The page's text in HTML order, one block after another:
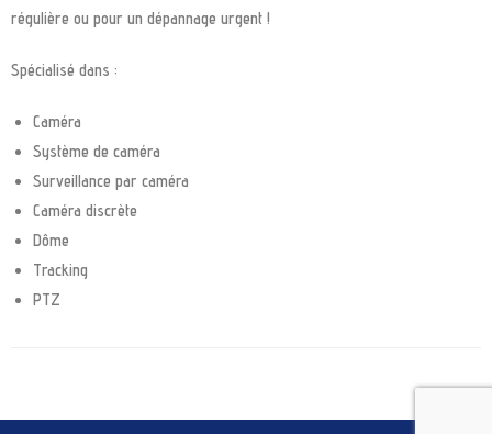
régulière ou pour un dépannage urgent !
Spécialisé dans :
Caméra
Système de caméra
Surveillance par caméra
Caméra discrète
Dôme
Tracking
PTZ